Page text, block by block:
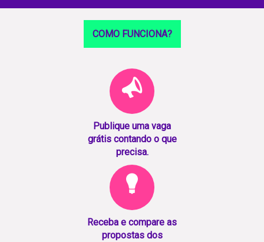
COMO FUNCIONA?
Publique uma vaga
grátis contando o que
precisa.
Receba e compare as
propostas dos